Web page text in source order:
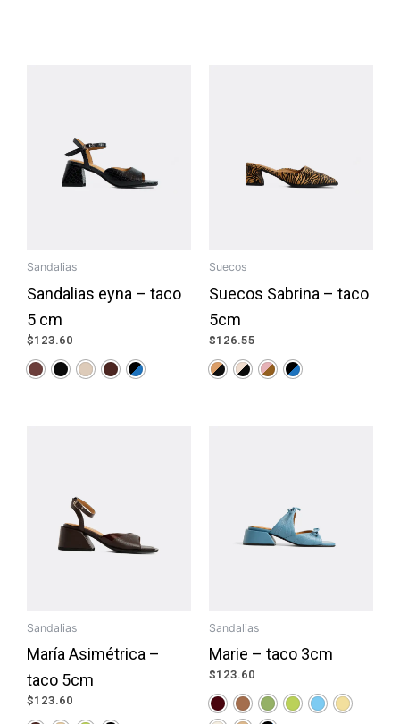
Sandalias
Sandalias eyna – taco
5 cm
$123.60
Suecos
Suecos Sabrina – taco
5cm
$126.55
Sandalias
María Asimétrica –
taco 5cm
$123.60
Sandalias
Marie – taco 3cm
$123.60